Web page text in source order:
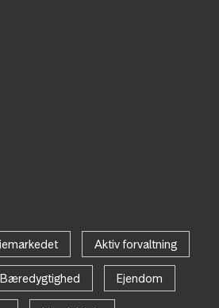
Aktiv forvaltning
Bæredygtighed Ejendom